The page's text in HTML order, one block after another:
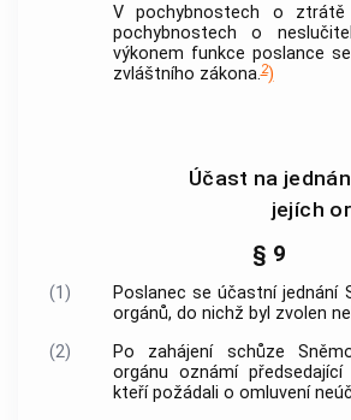
V pochybnostech o
pochybnostech o
výkonem funkce poslance
zvláštního zákona.2)
Účast na
jejích
§ 9
(1)
Poslanec se účastní jednání
orgánů, do nichž byl zvolen
(2)
Po zahájení schůze
orgánu oznámí
kteří požádali o omluvení